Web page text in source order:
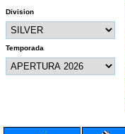
Division
Temporada